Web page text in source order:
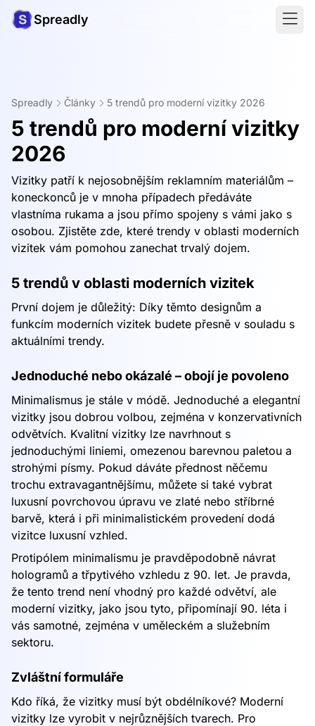
Spreadly
Spreadly Články 5 trendů pro moderní vizitky 2026
5 trendů pro moderní vizitky
2026
Vizitky patří k nejosobnějším reklamním materiálům –
koneckonců je v mnoha případech předáváte
vlastníma rukama a jsou přímo spojeny s vámi jako s
osobou. Zjistěte zde, které trendy v oblasti moderních
vizitek vám pomohou zanechat trvalý dojem.
5 trendů v oblasti moderních vizitek
První dojem je důležitý: Díky těmto designům a
funkcím moderních vizitek budete přesně v souladu s
aktuálními trendy.
Jednoduché nebo okázalé – obojí je povoleno
Minimalismus je stále v módě. Jednoduché a elegantní
vizitky jsou dobrou volbou, zejména v konzervativních
odvětvích. Kvalitní vizitky lze navrhnout s
jednoduchými liniemi, omezenou barevnou paletou a
strohými písmy. Pokud dáváte přednost něčemu
trochu extravagantnějšímu, můžete si také vybrat
luxusní povrchovou úpravu ve zlaté nebo stříbrné
barvě, která i při minimalistickém provedení dodá
vizitce luxusní vzhled.
Protipólem minimalismu je pravděpodobně návrat
hologramů a třpytivého vzhledu z 90. let. Je pravda,
že tento trend není vhodný pro každé odvětví, ale
moderní vizitky, jako jsou tyto, připomínají 90. léta i
vás samotné, zejména v uměleckém a služebním
sektoru.
Zvláštní formuláře
Kdo říká, že vizitky musí být obdélníkové? Moderní
vizitky lze vyrobit v nejrůznějších tvarech. Pro